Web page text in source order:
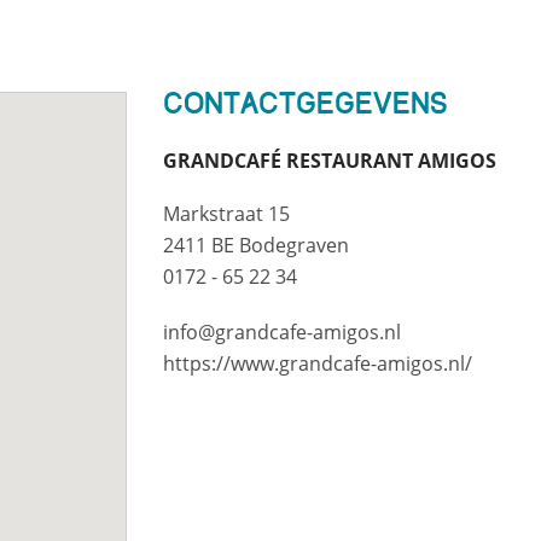
Contactgegevens
GRANDCAFÉ RESTAURANT AMIGOS
Markstraat 15
2411 BE Bodegraven
0172 - 65 22 34
info@grandcafe-amigos.nl
https://www.grandcafe-amigos.nl/